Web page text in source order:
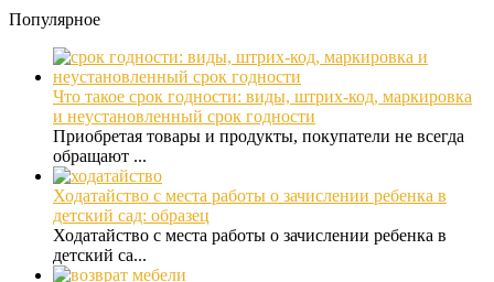
Популярное
Что такое срок годности: виды, штрих-код, маркировка
и неустановленный срок годности
Приобретая товары и продукты, покупатели не всегда
обращают ...
Ходатайство с места работы о зачислении ребенка в
детский сад: образец
Ходатайство с места работы о зачислении ребенка в
детский са...